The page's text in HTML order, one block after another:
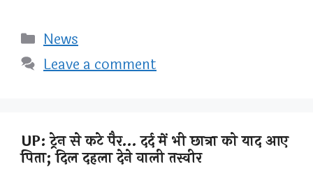
Categories
News
Leave a comment
UP: ट्रेन से कटे पैर… दर्द में भी छात्रा को याद आए
पिता; दिल दहला देने वाली तस्वीर